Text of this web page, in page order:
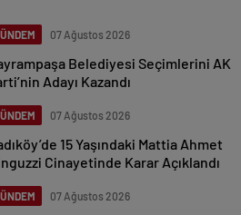
07 Ağustos 2026
Belediyesi Seçimlerini AK
Adayı Kazandı
07 Ağustos 2026
15 Yaşındaki Mattia Ahmet
Cinayetinde Karar Açıklandı
07 Ağustos 2026